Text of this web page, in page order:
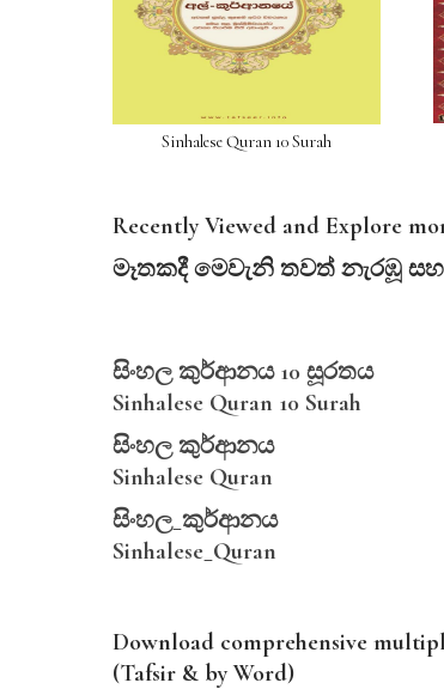
Sinhalese Quran 10 Surah
Recently Viewed and Explore
මෑතකදීමෙවැනි තවත් නැරඹූ සහ
සිංහල කුර්ආනය 10 සූරතය
Sinhalese Quran 10 Surah
සිංහල කුර්ආනය
Sinhalese Quran
සිංහල_කුර්ආනය
Sinhalese_Quran
Download comprehensive
(Tafsir & by Word)